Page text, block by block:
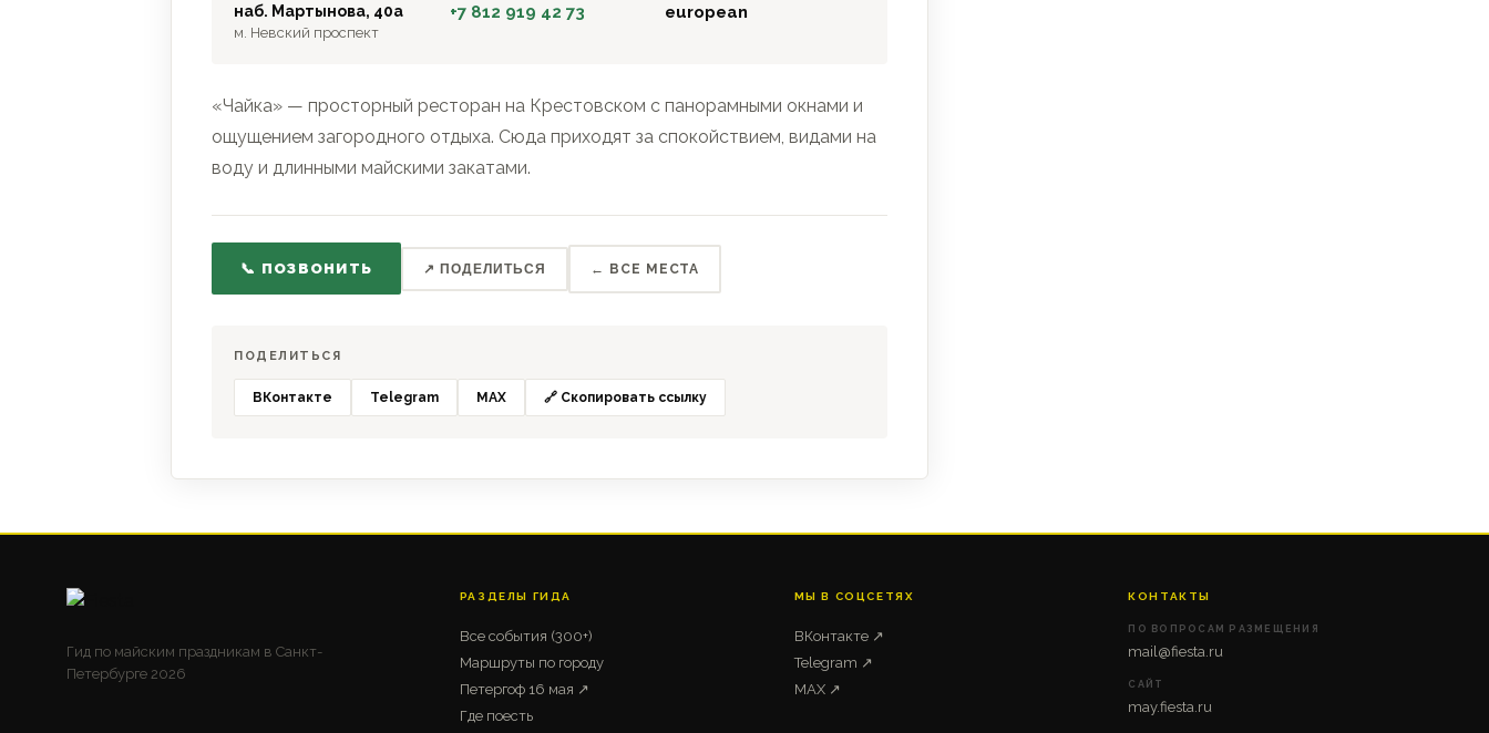
наб. Мартынова, 40а
м. Невский проспект
+7 812 919 42 73 european
«Чайка» — просторный ресторан на Крестовском с панорамными окнами и
ощущением загородного отдыха. Сюда приходят за спокойствием, видами на
воду и длинными майскими закатами.
📞 ПОЗВОНИТЬ ↗ ПОДЕЛИТЬСЯ ← ВСЕ МЕСТА
ПОДЕЛИТЬСЯ
ВКонтакте Telegram MAX 🔗 Скопировать ссылку
Гид по майским праздникам в Санкт-
Петербурге 2026
РАЗДЕЛЫ ГИДА
Все события (300+)
Маршруты по городу
Петергоф 16 мая ↗
Где поесть
МЫ В СОЦСЕТЯХ
ВКонтакте ↗
Telegram ↗
MAX ↗
КОНТАКТЫ
ПО ВОПРОСАМ РАЗМЕЩЕНИЯ
mail@fiesta.ru
САЙТ
may.fiesta.ru